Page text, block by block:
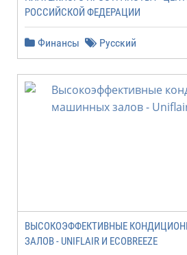
РОССИЙСКОЙ ФЕДЕРАЦИИ
Финансы Русский
ВЫСОКОЭФФЕКТИВНЫЕ
ЗАЛОВ - UNIFLAIR И ECOBREEZE